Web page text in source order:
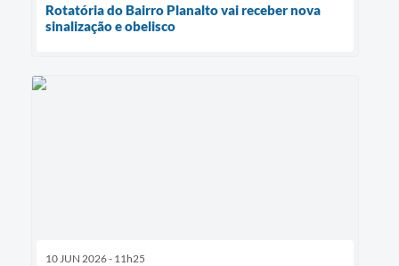
Rotatória do Bairro Planalto vai receber nova
sinalização e obelisco
10 JUN 2026 - 11h25